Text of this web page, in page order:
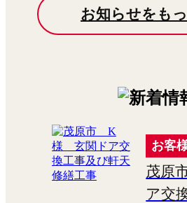
お知らせをも
お客
茂原
ア交